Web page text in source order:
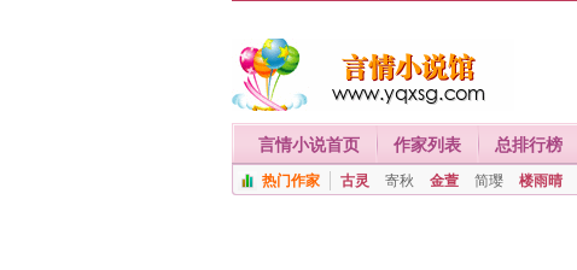
言情小说首页 作家列表 总排行榜
热门作家 古灵 寄秋 金萱 简璎 楼雨晴